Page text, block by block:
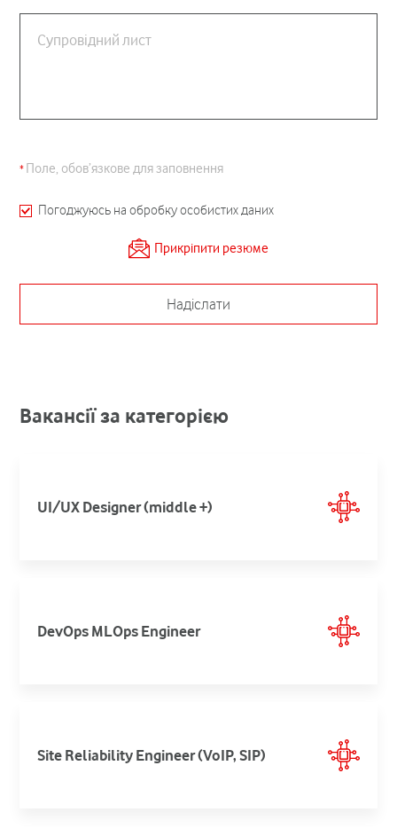
Вакансії за категорією
UI/UX Designer (middle +)
DevOps MLOps Engineer
Site Reliability Engineer (VoIP, SIP)
Супровідний лист
Поле, обов’язкове для заповнення
Погоджуюсь на обробку особистих даних
Прикріпити резюме
Надіслати